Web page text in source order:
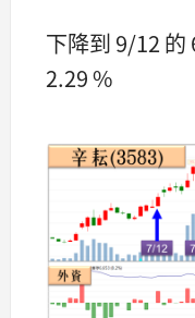
下降到 9/12
2.29 %